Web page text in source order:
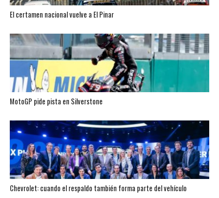
El certamen nacional vuelve a El Pinar
MotoGP pide pista en Silverstone
Chevrolet: cuando el respaldo también forma parte del vehículo